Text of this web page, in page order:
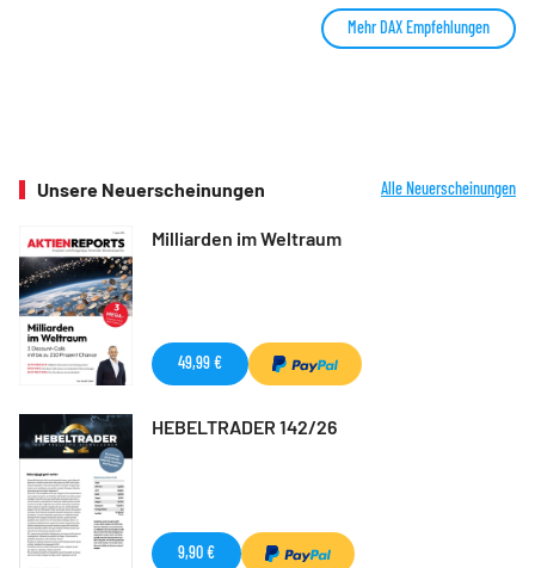
Mehr DAX Empfehlungen
Unsere Neuerscheinungen Alle Neuerscheinungen
Milliarden im Weltraum
49,99 €
HEBELTRADER 142/26
9,90 €